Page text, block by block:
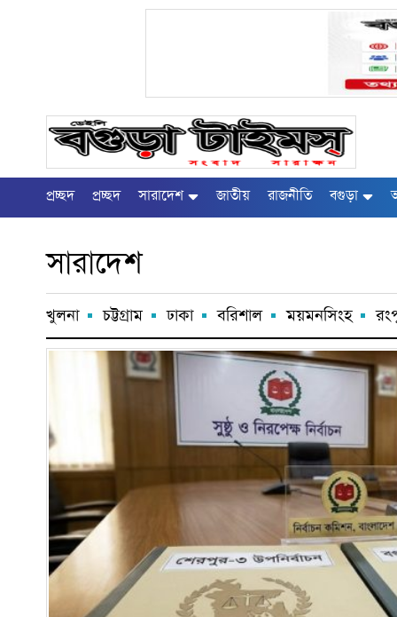
প্রচ্ছদ প্রচ্ছদ সারাদেশ জাতীয় রাজনীতি বগুড়া
সারাদেশ
খুলনা চট্টগ্রাম ঢাকা বরিশাল ময়মনসিংহ